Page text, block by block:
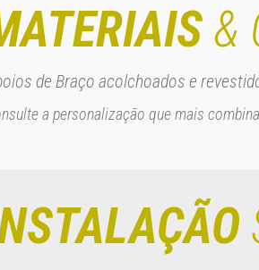
&
de Braço acolchoados e
a personalização que mais